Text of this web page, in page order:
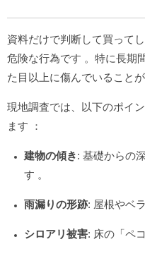
資料だけで判断して買って
危険な行為です 。特に長期
た目以上に傷んでいることが
現地調査では、以下のポイ
ます
：
建物の傾き: 基礎からの
す 。
雨漏りの形跡: 屋根やベ
シロアリ被害: 床の「ペ